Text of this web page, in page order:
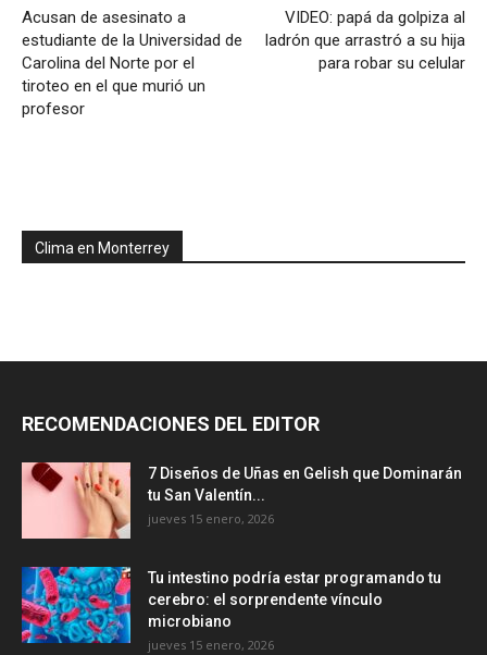
Acusan de asesinato a
estudiante de la Universidad de
Carolina del Norte por el
tiroteo en el que murió un
profesor
VIDEO: papá da golpiza al
ladrón que arrastró a su hija
para robar su celular
Clima en Monterrey
RECOMENDACIONES DEL EDITOR
7 Diseños de Uñas en Gelish que Dominarán
tu San Valentín...
jueves 15 enero, 2026
Tu intestino podría estar programando tu
cerebro: el sorprendente vínculo
microbiano
jueves 15 enero, 2026